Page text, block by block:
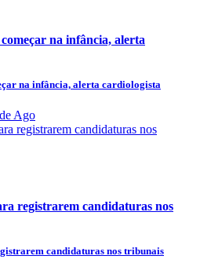
na infância, alerta
na infância, alerta cardiologista
Ago
registrarem candidaturas nos
candidaturas nos tribunais